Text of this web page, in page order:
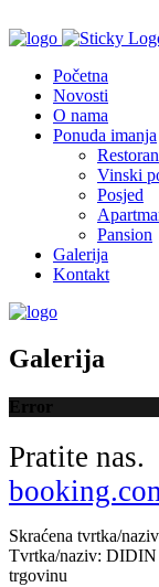
Početna
Novosti
O nama
Ponuda imanja
Restoran
Vinski
Posjed
Pansion
Galerija
Kontakt
Galerija
Error
Pratite nas.
Skraćena tvrtka/
Tvrtka/naziv:
trgovinu